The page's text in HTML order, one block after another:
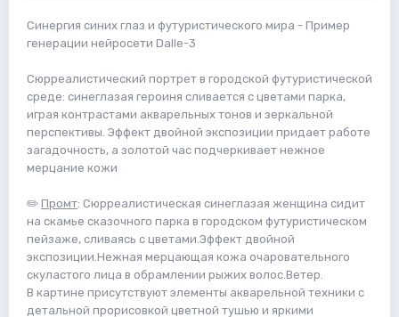
Синергия синих глаз и футуристического мира - Пример
генерации нейросети Dalle-3
Сюрреалистический портрет в городской футуристической
среде: синеглазая героиня сливается с цветами парка,
играя контрастами акварельных тонов и зеркальной
перспективы. Эффект двойной экспозиции придает работе
загадочность, а золотой час подчеркивает нежное
мерцание кожи
✏️ Промт: Сюрреалистическая синеглазая женщина сидит
на скамье сказочного парка в городском футуристическом
пейзаже, сливаясь с цветами.Эффект двойной
экспозиции.Нежная мерцающая кожа очаровательного
скуластого лица в обрамлении рыжих волос.Ветер.
В картине присутствуют элементы акварельной техники с
детальной прорисовкой цветной тушью и яркими